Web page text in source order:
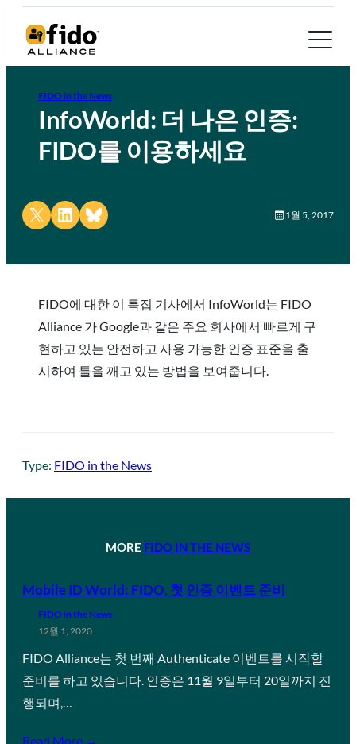
FIDO in the News
InfoWorld: 더 나은 인증:
FIDO를 이용하세요
Share on X Share on LinkedIn
Share on Bluesky 1월 5, 2017
FIDO에 대한 이 특집 기사에서 InfoWorld는 FIDO
Alliance 가 Google과 같은 주요 회사에서 빠르게 구
현하고 있는 안전하고 사용 가능한 인증 표준을 출
시하여 틀을 깨고 있는 방법을 보여줍니다.
Type: FIDO in the News
MORE FIDO IN THE NEWS
Mobile ID World: FIDO, 첫 인증 이벤트 준비
FIDO in the News
12월 1, 2020
FIDO Alliance는 첫 번째 Authenticate 이벤트를 시작할
준비를 하고 있습니다. 인증은 11월 9일부터 20일까지 진
행되며,…
Read More →